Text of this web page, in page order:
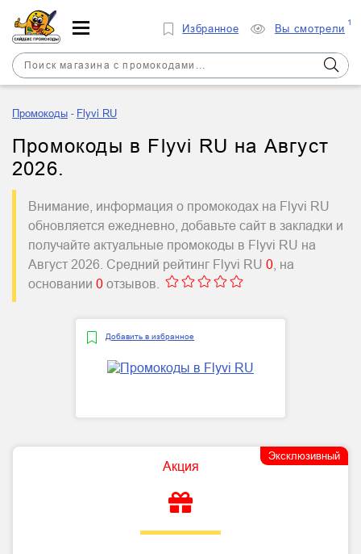
Промокоды Flyvi RU
Промокоды в Flyvi RU на Август
2026.
Внимание, информация о промокодах на Flyvi RU
обновляется ежедневно, добавьте сайт в закладки и
получайте актуальные промокоды в Flyvi RU на
Август 2026. Средний рейтинг Flyvi RU 0 , на
основании 0 отзывов.
Добавить в избранное
Эксклюзивный
Акция
Избранное Вы смотрели
1